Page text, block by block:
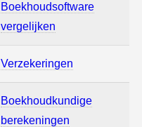
Boekhoudsoftware
vergelijken
Verzekeringen
Boekhoudkundige
berekeningen